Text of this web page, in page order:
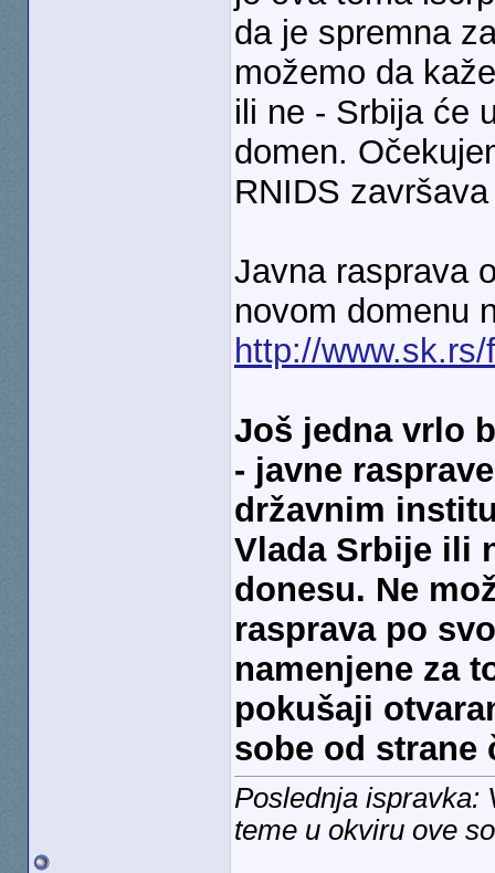
da je spremna
možemo da
ili ne - Srbija će
domen.
RNIDS
Javna rasprava
novom domenu
http://
Još jedna vrlo
- javne
državnim
Vlada Srbije ili
donesu. Ne
rasprava po
namenjene za
pokušaji
sobe od strane
Poslednja ispravka:
teme u okviru ove